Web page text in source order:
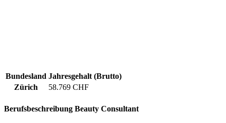
Bundesland Jahresgehalt (Brutto)
Zürich
58.769 CHF
Berufsbeschreibung Beauty Consultant